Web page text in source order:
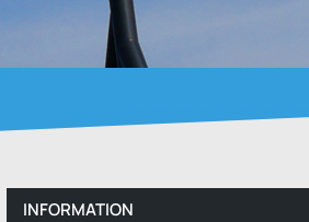
INFORMATION